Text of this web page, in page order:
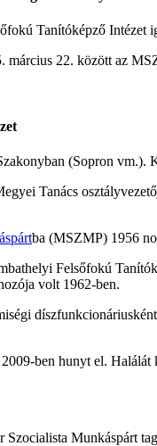
Tanítóképző Intézet
március 22. között az
(Sopron vm.).
Tanács
ba (MSZMP) 1956
Felsőfokú
volt 1962-ben.
ben hunyt el.
Szocialista Munkáspárt